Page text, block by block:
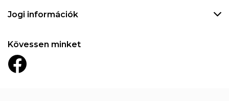
Jogi információk
Kövessen minket